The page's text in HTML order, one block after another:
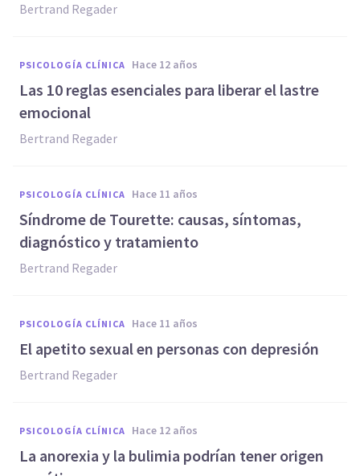
Bertrand Regader
PSICOLOGÍA CLÍNICA hace 12 años
Las 10 reglas esenciales para liberar el lastre
emocional
Bertrand Regader
PSICOLOGÍA CLÍNICA hace 11 años
Síndrome de Tourette: causas, síntomas,
diagnóstico y tratamiento
Bertrand Regader
PSICOLOGÍA CLÍNICA hace 11 años
El apetito sexual en personas con depresión
Bertrand Regader
PSICOLOGÍA CLÍNICA hace 12 años
La anorexia y la bulimia podrían tener origen